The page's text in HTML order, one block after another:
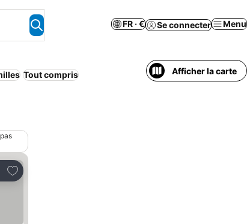
FR · € Se connecter Menu
Tout compris Afficher la carte
Ajouter à mes favoris